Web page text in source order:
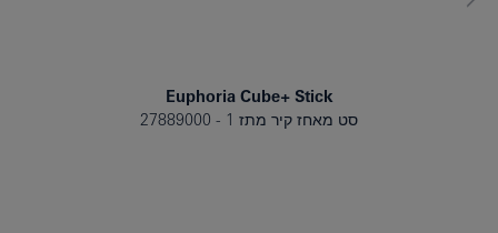
Euphoria Cube+ Stick
סט מאחז קיר מתז 1
27889000